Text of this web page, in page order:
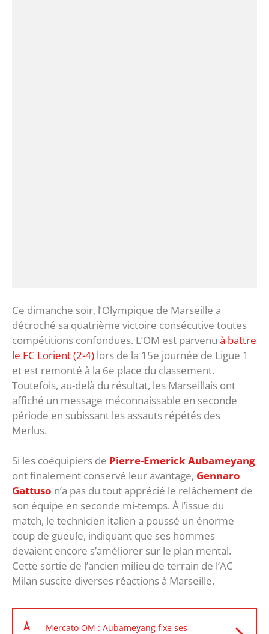
Ce dimanche soir, l’Olympique de Marseille a
décroché sa quatrième victoire consécutive toutes
compétitions confondues. L’OM est parvenu à battre
le FC Lorient (2-4) lors de la 15e journée de Ligue 1
et est remonté à la 6e place du classement.
Toutefois, au-delà du résultat, les Marseillais ont
affiché un message méconnaissable en seconde
période en subissant les assauts répétés des
Merlus.
Si les coéquipiers de Pierre-Emerick Aubameyang
ont finalement conservé leur avantage, Gennaro
Gattuso n’a pas du tout apprécié le relâchement de
son équipe en seconde mi-temps. À l’issue du
match, le technicien italien a poussé un énorme
coup de gueule, indiquant que ses hommes
devaient encore s’améliorer sur le plan mental.
Cette sortie de l’ancien milieu de terrain de l’AC
Milan suscite diverses réactions à Marseille.
À
Mercato OM : Aubameyang fixe ses